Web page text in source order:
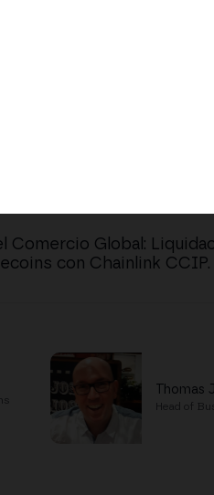
Comercio Global:
con Chainlink CCIP.
Thomas
Head of